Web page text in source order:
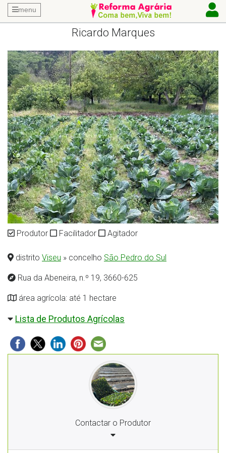
menu
Ricardo Marques
Produtor Facilitador Agitador
distrito Viseu » concelho São Pedro do Sul
Rua da Abeneira, n.º 19, 3660-625
área agrícola: até 1 hectare
Lista de Produtos Agrícolas
Contactar o Produtor